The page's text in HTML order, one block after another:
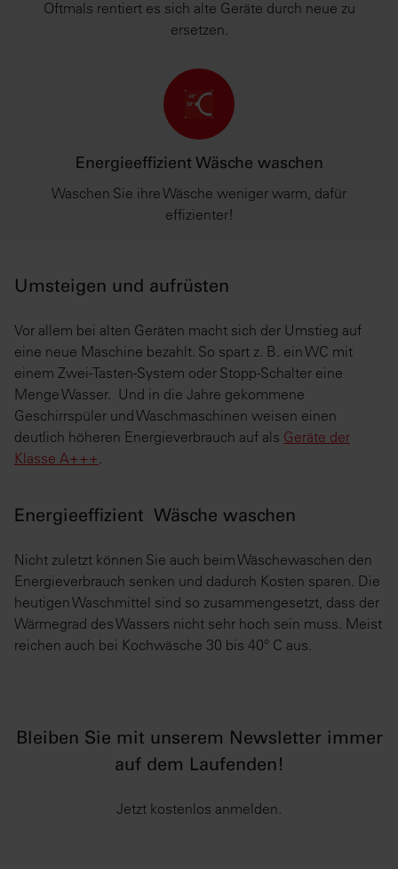
Oftmals rentiert es sich alte Geräte durch neue zu
ersetzen.
Energieeffizient Wäsche waschen
Waschen Sie ihre Wäsche weniger warm, dafür
effizienter!
Umsteigen und aufrüsten
Vor allem bei alten Geräten macht sich der Umstieg auf
eine neue Maschine bezahlt. So spart z. B. ein WC mit
einem Zwei-Tasten-System oder Stopp-Schalter eine
Menge Wasser. Und in die Jahre gekommene
Geschirrspüler und Waschmaschinen weisen einen
deutlich höheren Energieverbrauch auf als Geräte der
Klasse A+++
Energieeffizient Wäsche waschen
Nicht zuletzt können Sie auch beim Wäschewaschen den
Energieverbrauch senken und dadurch Kosten sparen. Die
heutigen Waschmittel sind so zusammengesetzt, dass der
Wärmegrad des Wassers nicht sehr hoch sein muss. Meist
reichen auch bei Kochwäsche 30 bis 40° C aus.
Bleiben Sie mit unserem Newsletter immer
auf dem Laufenden!
Jetzt kostenlos anmelden.